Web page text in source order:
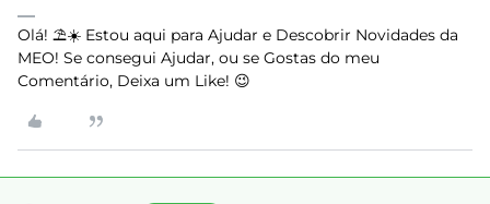
Olá! ⛱️☀️ Estou aqui para Ajudar e Descobrir Novidades da
MEO! Se consegui Ajudar, ou se Gostas do meu
Comentário, Deixa um Like! 😉